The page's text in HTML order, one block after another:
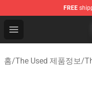
FREE
Open menu
The Used Store -
홈/The Used 제품정보/